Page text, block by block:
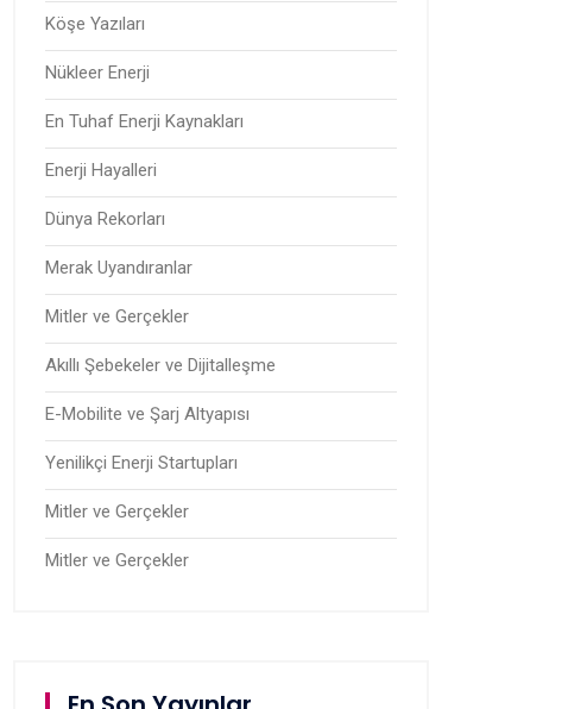
Köşe Yazıları
Nükleer Enerji
En Tuhaf Enerji Kaynakları
Enerji Hayalleri
Dünya Rekorları
Merak Uyandıranlar
Mitler ve Gerçekler
Akıllı Şebekeler ve Dijitalleşme
E-Mobilite ve Şarj Altyapısı
Yenilikçi Enerji Startupları
Mitler ve Gerçekler
Mitler ve Gerçekler